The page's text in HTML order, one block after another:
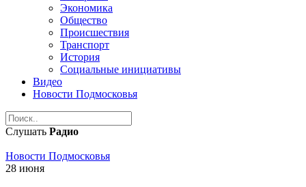
Экономика
Общество
Происшествия
Транспорт
История
Социальные инициативы
Видео
Новости Подмосковья
Слушать Радио
Новости Подмосковья
28 июня